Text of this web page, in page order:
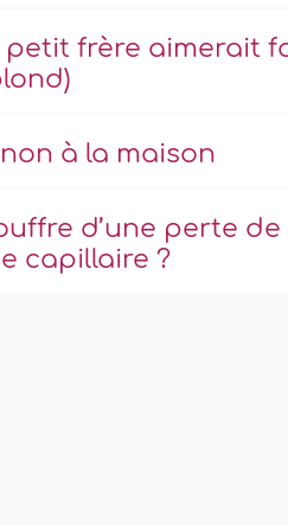
petit frère aimerait
à la maison
d’une perte
capillaire ?